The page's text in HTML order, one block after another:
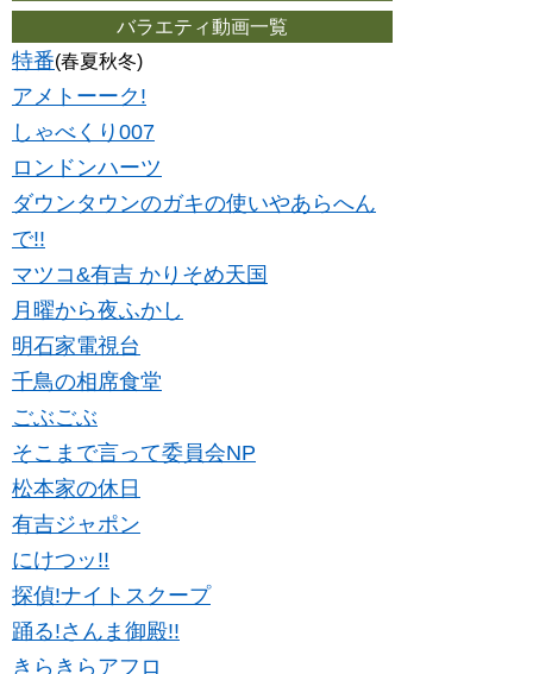
バラエティ動画一覧
特番(春夏秋冬)
アメトーーク!
しゃべくり007
ロンドンハーツ
ダウンタウンのガキの使いやあらへん
で!!
マツコ&有吉 かりそめ天国
月曜から夜ふかし
明石家電視台
千鳥の相席食堂
ごぶごぶ
そこまで言って委員会NP
松本家の休日
有吉ジャポン
にけつッ!!
探偵!ナイトスクープ
踊る!さんま御殿!!
きらきらアフロ